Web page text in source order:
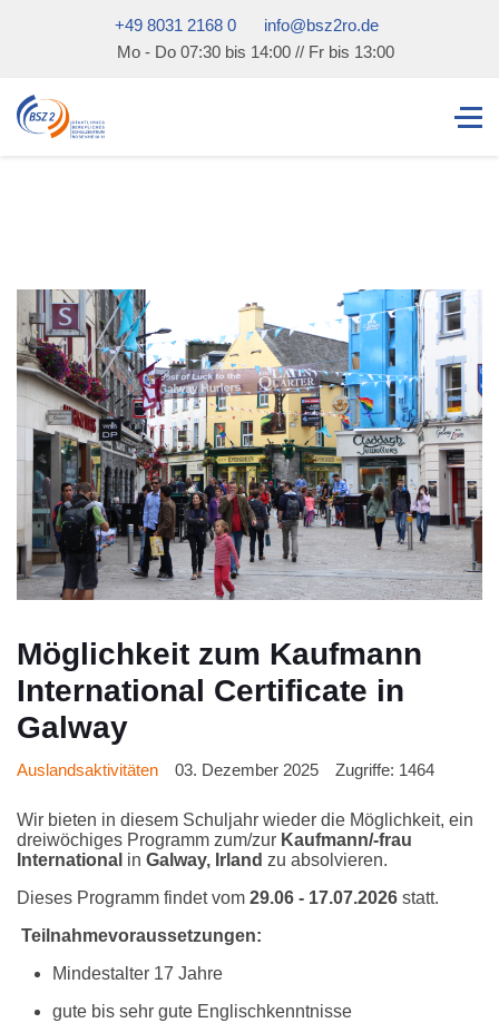
+49 8031 2168 0
info@bsz2ro.de
Mo - Do 07:30 bis 14:00 // Fr bis 13:00
Möglichkeit zum Kaufmann
International Certificate in
Galway
Auslandsaktivitäten 03. Dezember 2025 Zugriffe: 1464
Wir bieten in diesem Schuljahr wieder die Möglichkeit, ein
dreiwöchiges Programm zum/zur Kaufmann/-frau
International in Galway, Irland zu absolvieren.
Dieses Programm findet vom 29.06 - 17.07.2026 statt.
Teilnahmevoraussetzungen:
Mindestalter 17 Jahre
gute bis sehr gute Englischkenntnisse